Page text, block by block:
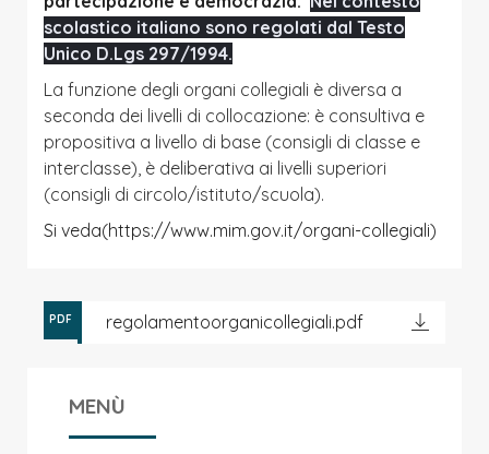
scolastico italiano sono regolati dal Testo
Unico D.Lgs 297/1994.
La funzione degli organi collegiali è diversa a
seconda dei livelli di collocazione: è consultiva e
propositiva a livello di base (consigli di classe e
interclasse), è deliberativa ai livelli superiori
(consigli di circolo/istituto/scuola).
Si veda(https://www.mim.gov.it/organi-collegiali)
PDF regolamentoorganicollegiali.pdf
MENÙ